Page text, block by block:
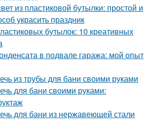
из пластиковой бутылки: простой и
украсить праздник
бутылок: 10 креативных
в подвале гаража: мой опыт
из трубы для бани своими руками
для бани своими руками:
для бани из нержавеющей стали